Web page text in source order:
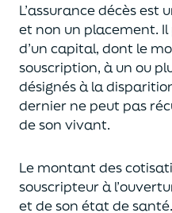
L’assurance décès
et non un placement.
d’un capital, dont le
souscription, à un ou
désignés à la
dernier ne peut pas réc
de son vivant.
Le montant des
souscripteur à
et de son état de santé.